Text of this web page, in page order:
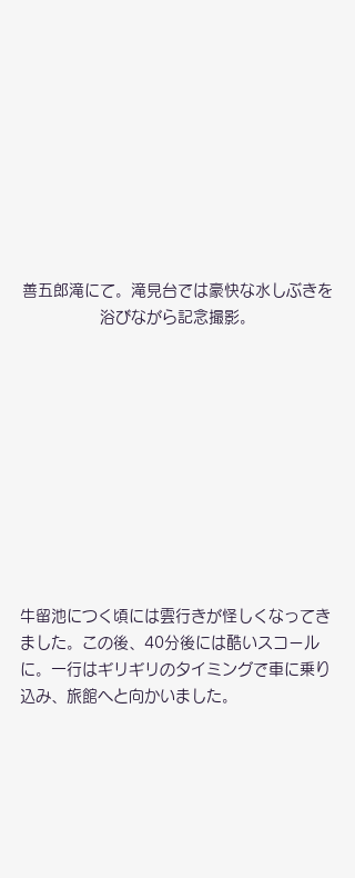
善五郎滝にて。滝見台では豪快な水しぶきを
浴びながら記念撮影。
牛留池につく頃には雲行きが怪しくなってき
ました。この後、40分後には酷いスコール
に。一行はギリギリのタイミングで車に乗り
込み、旅館へと向かいました。